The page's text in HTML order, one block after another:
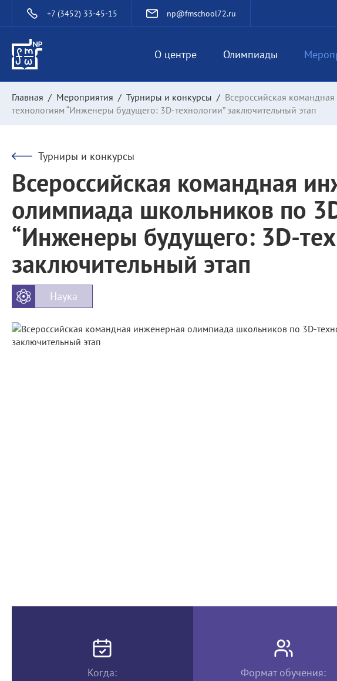
+7 (3452) 33-45-15 np@fmschool72.ru
О центре Олимпиады
Главная / Мероприятия / Турниры и конкурсы / Всероссийская
технологиям “Инженеры будущего: 3D-технологии” заключительный этап
Турниры и конкурсы
Всероссийская командная
олимпиада школьников по
“Инженеры будущего: 3D-
заключительный этап
Наука
Когда: Формат обучения: